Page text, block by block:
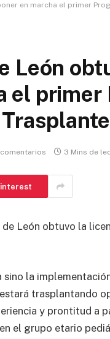
en marcha el primer
León
el primer
comentarios 3 Mins de
León obtuvo la
sino la
trasplantando
y prontitud a
el grupo etario